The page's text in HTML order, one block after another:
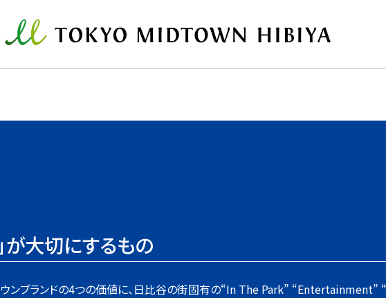
が大切にするもの
タウンブランドの4つの価値に、日比谷の街固有の“In The Park”